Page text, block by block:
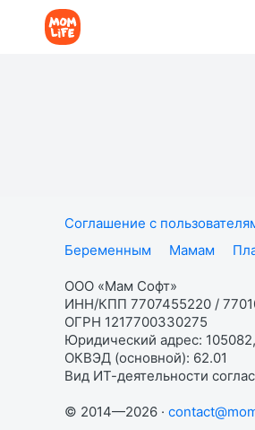
Соглашение с
Беременным
Мамам
ООО «Мам Софт»
ИНН/КПП 7707455220 /
ОГРН 1217700330275
Юридический адрес:
ОКВЭД (основной): 62.01
Вид ИТ-деятельности
© 2014—2026 ·